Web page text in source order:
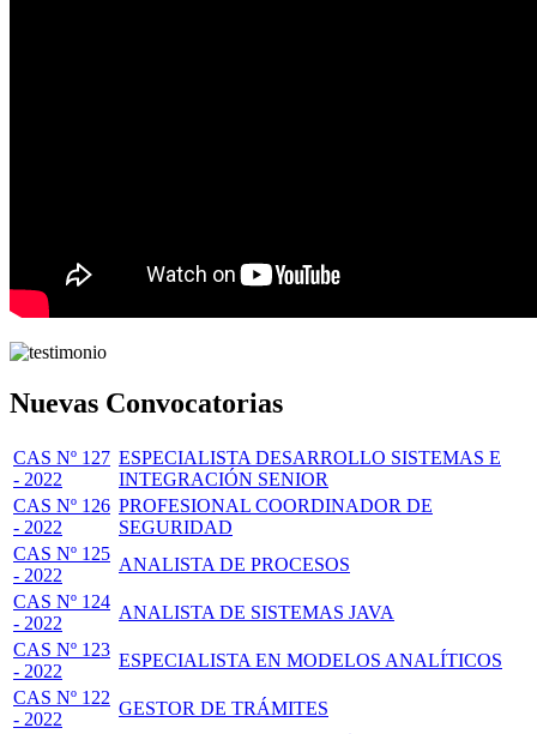
Nuevas Convocatorias
CAS Nº 127
- 2022
ESPECIALISTA DESARROLLO SISTEMAS E
INTEGRACIÓN SENIOR
CAS Nº 126
- 2022
PROFESIONAL COORDINADOR DE
SEGURIDAD
CAS Nº 125
- 2022
ANALISTA DE PROCESOS
CAS Nº 124
- 2022
ANALISTA DE SISTEMAS JAVA
CAS Nº 123
- 2022
ESPECIALISTA EN MODELOS ANALÍTICOS
CAS Nº 122
- 2022
GESTOR DE TRÁMITES